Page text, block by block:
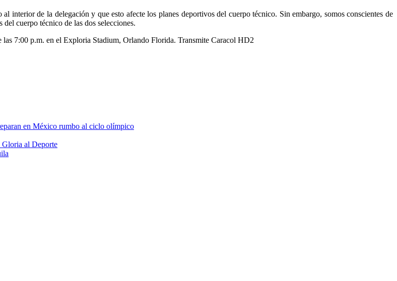
interior de la delegación y que esto afecte los planes deportivos del cuerpo técnico. Sin embargo, somos conscientes de
cuerpo técnico de las dos selecciones.
7:00 p.m. en el Exploria Stadium, Orlando Florida. Transmite Caracol HD2
en México rumbo al ciclo olímpico
Gloria al Deporte